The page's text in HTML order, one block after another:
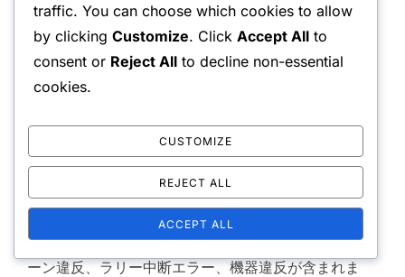
テニスのサーブ：サービスリター
ン違反、ラリー中断エラー、機器
違反
byクララ・ウェストフィールド
テニスのサーブに
おける一般的な違反
Posted
on
26/03/2026
Comments
テニスには、公正なプレーを確保するために選手が従
わなければならない厳格な規則があり、サービスリタ
ーン違反、ラリー中断エラー、機器違反が含まれま
traffic. You can choose which cookies to allow
by clicking Customize. Click Accept All to
consent or Reject All to decline non-essential
cookies.
CUSTOMIZE
REJECT ALL
ACCEPT ALL